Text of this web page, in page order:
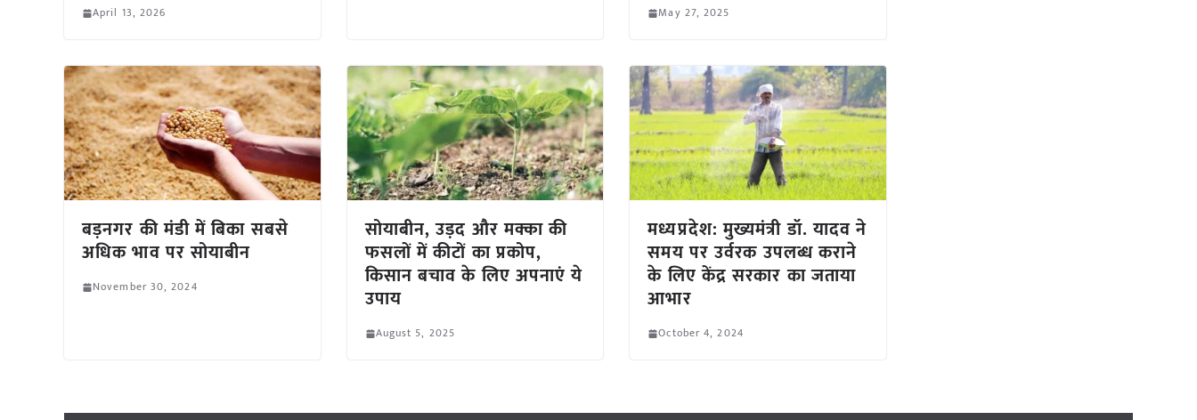
April 13, 2026 May 27, 2025
बड़नगर की मंडी में बिका सबसे
अधिक भाव पर सोयाबीन
November 30, 2024
सोयाबीन, उड़द और मक्का की
फसलों में कीटों का प्रकोप,
किसान बचाव के लिए अपनाएं ये
उपाय
August 5, 2025
मध्यप्रदेश: मुख्यमंत्री डॉ. यादव ने
समय पर उर्वरक उपलब्ध कराने
के लिए केंद्र सरकार का जताया
आभार
October 4, 2024